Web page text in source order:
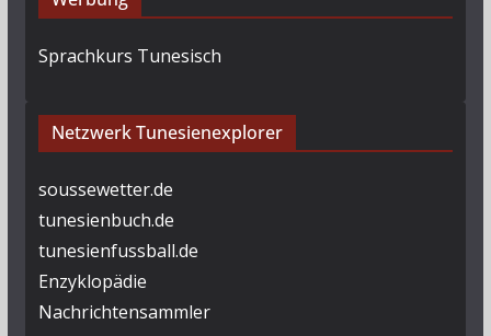
Sprachkurs Tunesisch
Netzwerk Tunesienexplorer
soussewetter.de
tunesienbuch.de
tunesienfussball.de
Enzyklopädie
Nachrichtensammler